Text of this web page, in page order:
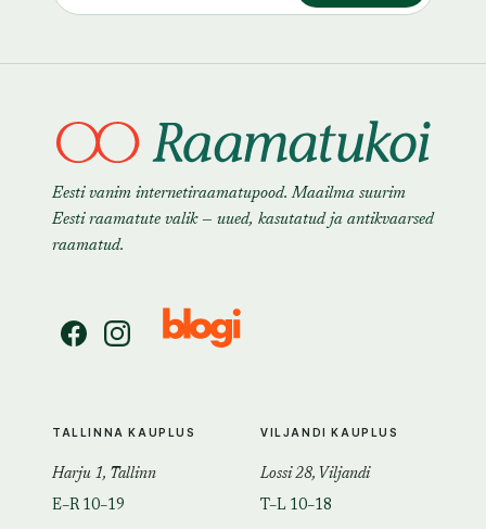
Eesti vanim internetiraamatupood. Maailma suurim
Eesti raamatute valik — uued, kasutatud ja antikvaarsed
raamatud.
TALLINNA KAUPLUS
Harju 1, Tallinn
E–R 10–19
VILJANDI KAUPLUS
Lossi 28, Viljandi
T–L 10–18